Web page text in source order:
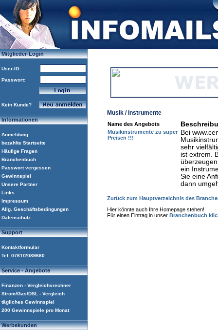
Mitglieder-Login
User-ID:
Passwort:
Kein Kunde?
Informationen
Anmeldung
bezahlte Startseite
Häufige Fragen
Branchenbuch
Passwort vergessen
Gewinnspiel
Unsere Partner
Links
Impressum
Allg. Geschäftsbedingungen
Datenschutz
Support
Kontaktformular
Tel: 0761/2089660
Service - Angebote
Finanzen - Vergleichsrechner
Strom/Gas/DSL - Vergleich
tägliches Gewinnspiel
200 Gewinnspiele pro Monat
Werbekunden
Musik / Instrumente
Name des Angebots
Musikinstrumente zu super
Preisen !!!
Bei
sehr
ist extrem.
ein
Sie eine
dann
Zurück zum Hauptverzeichnis des
Hier könnte auch Ihre Homepage stehen!
Für einen Eintrag in unser Branchenbuch